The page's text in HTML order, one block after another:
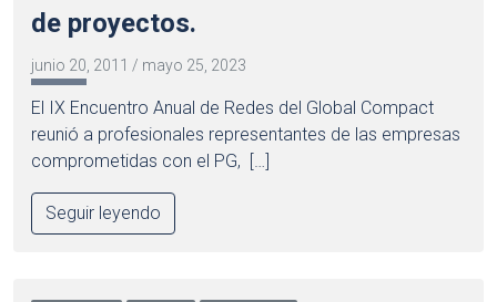
de proyectos.
junio 20, 2011 / mayo 25, 2023
El IX Encuentro Anual de Redes del Global Compact
reunió a profesionales representantes de las empresas
comprometidas con el PG, […]
Seguir leyendo